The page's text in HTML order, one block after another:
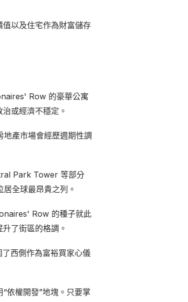
以及住宅作為財富儲存
Row 的豪華公寓
或經濟不穩定。
產市場會經歷週期性調
Park Tower 等部分
全球最昂貴之列。
Row 的種子就此
了街區的格調。
西側作為富裕買家心儀
依權開發”地塊。只要掌